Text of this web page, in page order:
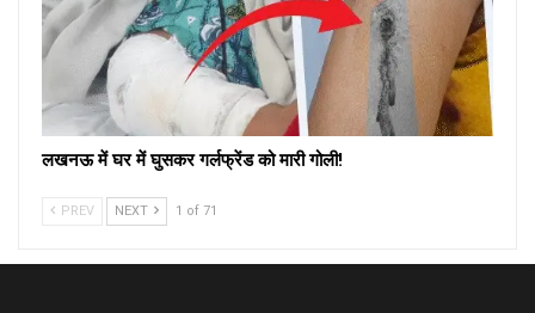
लखनऊ में घर में घुसकर गर्लफ्रेंड को मारी गोली!
PREV NEXT 1 of 71